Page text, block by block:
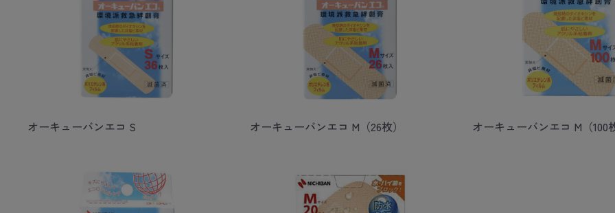
オーキューバンエコ S オーキューバンエコ M（26枚） オーキューバンエコ M（100